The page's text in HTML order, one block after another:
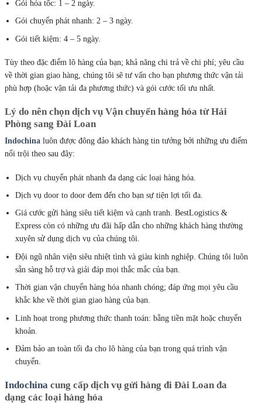
Gói hỏa tốc: 1 – 2 ngày.
Gói chuyển phát nhanh: 2 – 3 ngày.
Gói tiết kiệm: 4 – 5 ngày.
Tùy theo đặc điểm lô hàng của bạn; khả năng chi trả về chi phí; yêu cầu
về thời gian giao hàng, chúng tôi sẽ tư vấn cho bạn phương thức vận tải
phù hợp (hoặc vận tải đa phương thức) và gói cước tối ưu nhất.
Lý do nên chọn dịch vụ Vận chuyển hàng hóa từ Hải
Phòng sang Đài Loan
Indochina luôn được đông đảo khách hàng tin tưởng bởi những ưu điểm
nổi trội theo sau đây:
Dịch vụ chuyển phát nhanh đa dạng các loại hàng hóa.
Dịch vụ door to door đem đến cho bạn sự tiện lợi tối đa.
Giá cước gửi hàng siêu tiết kiệm và cạnh tranh. BestLogistics &
Express còn có những ưu đãi hấp dẫn cho những khách hàng thường
xuyên sử dụng dịch vụ của chúng tôi.
Đội ngũ nhân viện siêu nhiệt tình và giàu kinh nghiệp. Chúng tôi luôn
sẵn sàng hỗ trợ và giải đáp mọi thắc mắc của bạn.
Thời gian vận chuyển hàng hóa nhanh chóng; đáp ứng mọi yêu cầu
khắc khe về thời gian giao hàng của bạn.
Linh hoạt trong phương thức thanh toán: bằng tiền mặt hoặc chuyển
khoản.
Đảm bảo an toàn tối đa cho lô hàng của bạn trong quá trình vận
chuyển.
Indochina cung cấp dịch vụ gửi hàng đi Đài Loan đa
dạng các loại hàng hóa